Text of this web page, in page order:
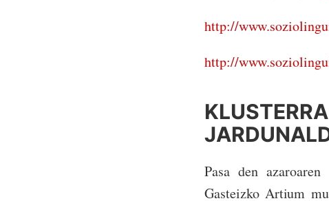
http://
http://
Pasa den azaroaren
Gasteizko Artium